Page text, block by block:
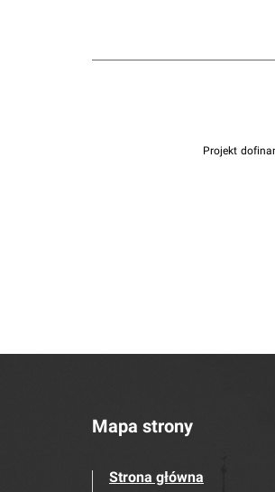
Projekt
Mapa strony
Strona główna